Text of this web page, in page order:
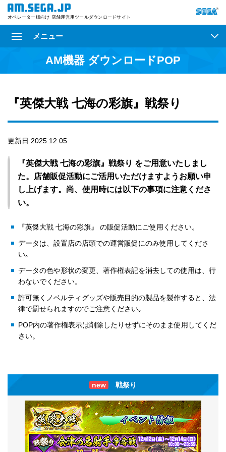
オペレーター様向け 店舗運営用ツールダウンロードサイト
メニュー
AM機器 ダウンロードPOP
『英傑大戦 七海の彩旗』戦祭り
更新日 2025.12.05
『英傑大戦 七海の彩旗』戦祭り をご用意いたしまし
た。店舗販促活動にご活用いただけますようお願い申
し上げます。尚、使用時には以下の事項に注意くださ
い。
『英傑大戦 七海の彩旗』 の販促活動にご使用ください。
データは、設置店の店頭での運営販促にのみ使用してくださ
い｡
データの色や形状の変更、著作権表記を消去しての使用は、行
わないでください。
許可無くノベルティグッズや販売目的の製品を製作すると、法
律で罰せられますのでご注意ください｡
POP内の著作権表示は削除したりせずにそのまま使用してくだ
さい。
new 戦祭り